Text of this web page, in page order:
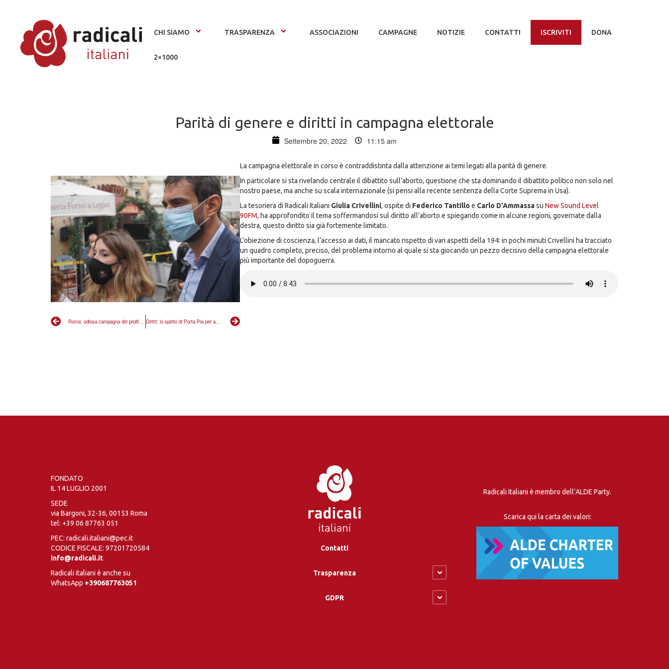
CHI SIAMO TRASPARENZA ASSOCIAZIONI CAMPAGNE NOTIZIE CONTATTI ISCRIVITI DONA
2×1000
Parità di genere e diritti in campagna elettorale
Settembre 20, 2022 11:15 am
Diritti: lo spirito di Porta Pia per affrontare nuove battaglie civili
La campagna elettorale in corso è contraddistinta dalla attenzione ai temi legati alla parità di genere.
In particolare si sta rivelando centrale il dibattito sull’aborto, questione che sta dominando il dibattito politico non solo nel
nostro paese, ma anche su scala internazionale (si pensi alla recente sentenza della Corte Suprema in Usa).
La tesoriera di Radicali Italiani Giulia Crivellini, ospite di Federico Tantillo e Carlo D’Ammassasu New Sound Level
90FM, ha approfondito il tema soffermandosi sul diritto all’aborto e spiegando come in alcune regioni, governate dalla
destra, questo diritto sia già fortemente limitato.
L’obiezione di coscienza, l’accesso ai dati, il mancato rispetto di vari aspetti della 194: in pochi minuti Crivellini ha tracciato
un quadro completo, preciso, del problema intorno al quale si sta giocando un pezzo decisivo della campagna elettorale
più importante del dopoguerra.
FONDATO
IL 14 LUGLIO 2001
SEDE
via Bargoni, 32-36, 00153 Roma
tel: +39 06 87763 051
PEC: radicali.italiani@pec.it
CODICE FISCALE: 97201720584
info@radicali.it
Radicali italiani è anche su
WhatsApp +390687763051
Contatti
Trasparenza
GDPR
Radicali Italiani è membro dell’ALDE Party.
Scarica qui la carta dei valori: